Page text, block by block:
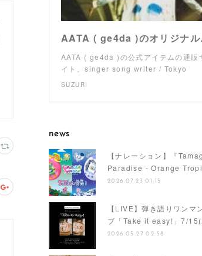
AATA ( ge4da )の公式アイテムの通販サ
【ナレーション】『
Paradise - Orange
【LIVE】弾き語りワンマ
ブ「Take it easy!」7/15(